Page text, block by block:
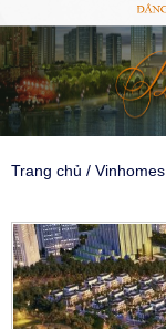
Trang chủ / Vinhomes